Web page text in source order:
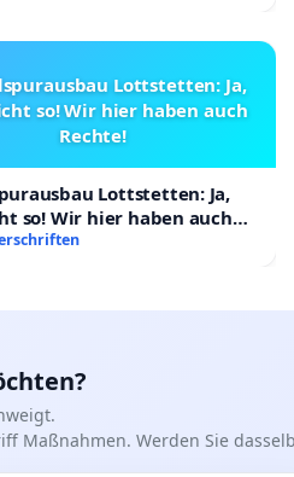
Lottstetten: Ja,
so! Wir hier haben auch
Rechte!
Lottstetten: Ja,
so! Wir hier haben auch
Maßnahmen. Werden Sie